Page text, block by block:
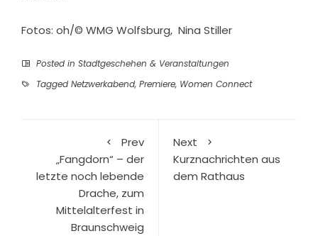
Fotos: oh/© WMG Wolfsburg, Nina Stiller
Posted in Stadtgeschehen & Veranstaltungen
Tagged Netzwerkabend, Premiere, Women Connect
Prev
„Fangdorn“ – der
letzte noch lebende
Drache, zum
Mittelalterfest in
Braunschweig
Next
Kurznachrichten aus
dem Rathaus